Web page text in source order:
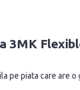
pe piata care are